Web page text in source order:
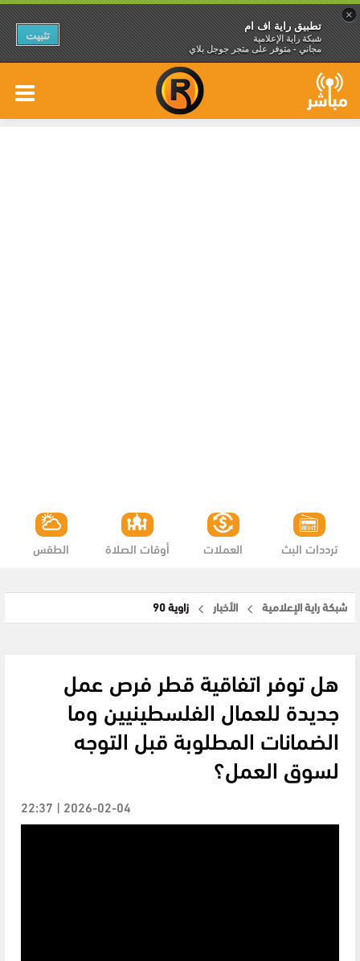
×
تطبيق راية اف ام
شبكة راية الإعلامية
مجاني - متوفر على متجر جوجل بلاي
تثبيت
الطقس أوقات الصلاة العملات ترددات البث
شبكة راية الإعلامية الأخبار زاوية 90
هل توفر اتفاقية قطر فرص عمل
جديدة للعمال الفلسطينيين وما
الضمانات المطلوبة قبل التوجه
لسوق العمل؟
2026-02-04 | 22:37